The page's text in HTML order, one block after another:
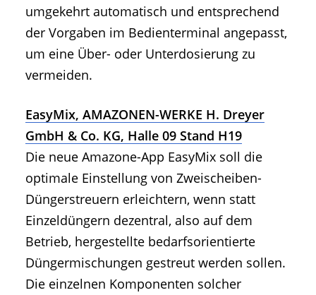
umgekehrt automatisch und entsprechend
der Vorgaben im Bedienterminal angepasst,
um eine Über- oder Unterdosierung zu
vermeiden.
EasyMix, AMAZONEN-WERKE H. Dreyer
GmbH & Co. KG, Halle 09 Stand H19
Die neue Amazone-App EasyMix soll die
optimale Einstellung von Zweischeiben-
Düngerstreuern erleichtern, wenn statt
Einzeldüngern dezentral, also auf dem
Betrieb, hergestellte bedarfsorientierte
Düngermischungen gestreut werden sollen.
Die einzelnen Komponenten solcher